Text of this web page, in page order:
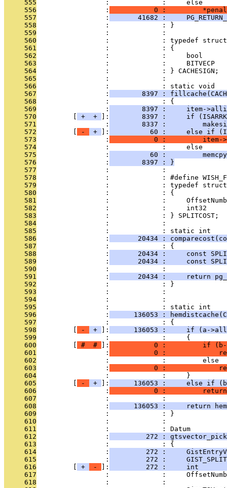
     555
                 :             :     else
     556
                 :
0 :
     557
                 :
41682 :
     558
                 :             : }
     559
                 :             :
     560
                 :             : typedef struct
     561
                 :             : {
     562
:             :     bool
     563
:             :     BITVECP
     564
                 :             : } CACHESIGN;
     565
                 :             :
     566
                 :             : static void
     567
                 :
8397 :
     568
                 :             : {
     569
                 :
8397 :     item-
     570
+ + ]:
8397 :     if
     571
                 :
8337 :
     572
- + ]:
60 :     else if
     573
                 :
0 :         item-
     574
                 :             :     else
     575
                 :
60 :
     576
                 :
        8397 : }
     577
                 :             :
     578
:             : #define
     579
                 :             : typedef struct
     580
                 :             : {
     581
:             :
     582
:             :     int32
     583
                 :             : } SPLITCOST;
     584
                 :             :
     585
                 :             : static int
     586
                 :
20434 :
     587
                 :             : {
     588
                 :
20434 :     const
     589
                 :
20434 :     const
     590
                 :             :
     591
                 :
20434 :     return
     592
                 :             : }
     593
                 :             :
     594
                 :             :
     595
                 :             : static int
     596
                 :
136053 :
     597
                 :             : {
     598
- + ]:
136053 :     if (a-
     599
                 :             :     {
     600
# # ]:
0 :         if
     601
                 :
0 :
     602
                 :             :         else
     603
                 :
0 :
     604
                 :             :     }
     605
- + ]:
136053 :     else if
     606
                 :
0 :
     607
                 :             :
     608
                 :
136053 :     return
     609
                 :             : }
     610
                 :             :
     611
                 :             : Datum
     612
                 :
272 :
     613
                 :             : {
     614
                 :
272 :
     615
                 :
272 :
     616
+ - ]:
272 :     int
     617
:             :
     618
:             :